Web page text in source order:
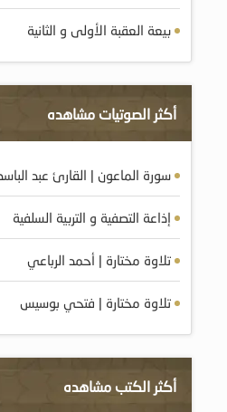
بيعة العقبة الأولى و الثانية
أكثر الصوتيات مشاهده
سورة الماعون | القارئ عبد
إذاعة التصفية و التربية السلفية
تلاوة مختارة | أحمد الرباعي
تلاوة مختارة | فتحي بوسيس
أكثر الكتب مشاهده